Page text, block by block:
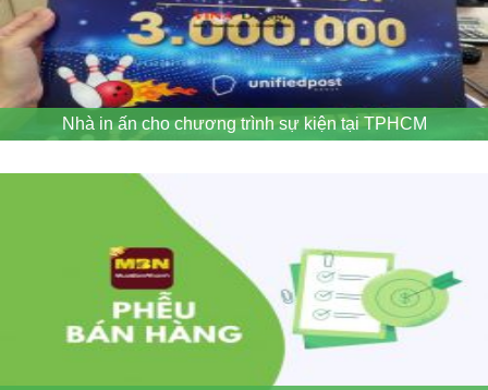
Nhà in ấn cho chương trình sự kiện tại TPHCM